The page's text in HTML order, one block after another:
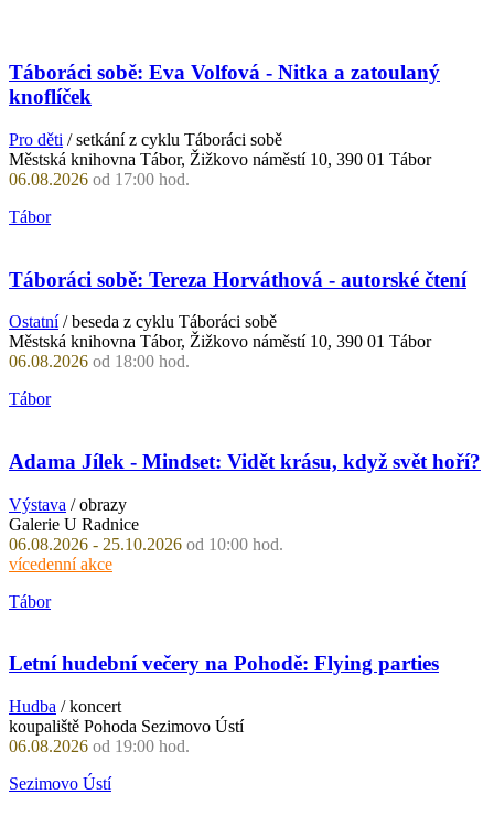
Táboráci sobě: Eva Volfová - Nitka a zatoulaný
knoflíček
Pro děti / setkání z cyklu Táboráci sobě
Městská knihovna Tábor, Žižkovo náměstí 10, 390 01 Tábor
06.08.2026 od 17:00 hod.
Tábor
Táboráci sobě: Tereza Horváthová - autorské čtení
Ostatní/ beseda z cyklu Táboráci sobě
Městská knihovna Tábor, Žižkovo náměstí 10, 390 01 Tábor
06.08.2026 od 18:00 hod.
Tábor
Adama Jílek - Mindset: Vidět krásu, když svět hoří?
Výstava / obrazy
Galerie U Radnice
06.08.2026 - 25.10.2026 od 10:00 hod.
vícedenní akce
Tábor
Letní hudební večery na Pohodě: Flying parties
Hudba / koncert
koupaliště Pohoda Sezimovo Ústí
06.08.2026 od 19:00 hod.
Sezimovo Ústí